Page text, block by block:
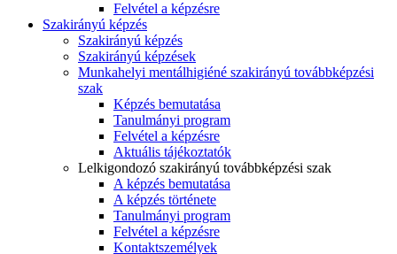
Felvétel a képzésre
Szakirányú képzés
Szakirányú képzés
Szakirányú képzések
Munkahelyi mentálhigiéné szakirányú továbbképzési
szak
Képzés bemutatása
Tanulmányi program
Felvétel a képzésre
Aktuális tájékoztatók
Lelkigondozó szakirányú továbbképzési szak
A képzés bemutatása
A képzés története
Tanulmányi program
Felvétel a képzésre
Kontaktszemélyek